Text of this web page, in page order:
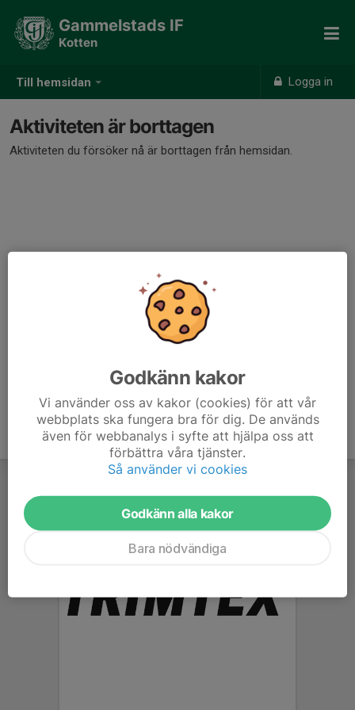
Till hemsidan Logga in
Gammelstads IF
Kotten
Aktiviteten är borttagen
Aktiviteten du försöker nå är borttagen från hemsidan.
Godkänn kakor
Vi använder oss av kakor (cookies) för att vår
webbplats ska fungera bra för dig. De används
även för webbanalys i syfte att hjälpa oss att
förbättra våra tjänster.
Så använder vi cookies
Godkänn alla kakor
Bara nödvändiga